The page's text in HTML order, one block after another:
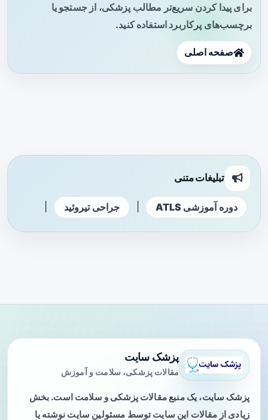
برای پیدا کردن سریع‌تر مطالب پزشکی، از جستجو یا
برچسب‌های پرکاربرد استفاده کنید.
صفحه اصلی
تبلیغات متنی
دوره آموزشی ATLS جراحی تیروئید
پزشک سایت
مقالات پزشکی، سلامت و آموزش
پزشک سایت، یک منبع مقالات پزشکی و سلامت است. بخش
زیادی از مقالات این سایت توسط مسئولین سایت نوشته یا